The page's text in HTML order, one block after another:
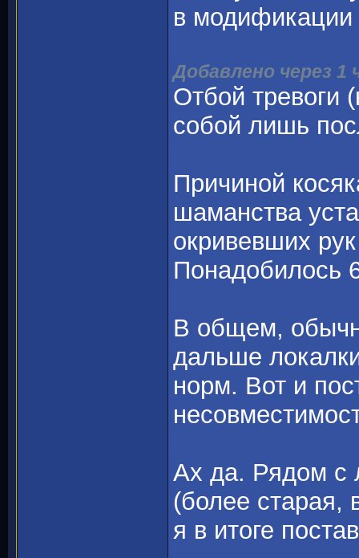
в модификации
Добавлено через 1
Отбой тревоги
собой лишь
Причиной
шаманства
окривевших
Понадобилось
В общем,
дальше
норм. Вот и
Ах да. Рядом с
(более старая,
я в итоге